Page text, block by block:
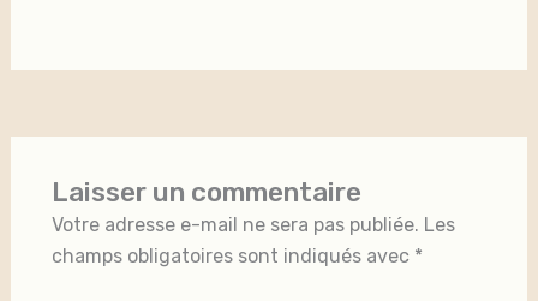
Laisser un commentaire
Votre adresse e-mail ne sera pas publiée. Les
champs obligatoires sont indiqués avec *